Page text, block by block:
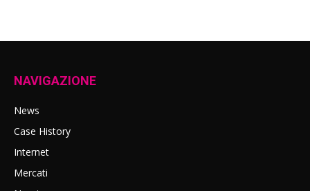
NAVIGAZIONE
News
Case History
Internet
Mercati